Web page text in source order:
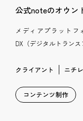
公式noteのオウン
メディアプラットフ
DX（デジタルトラン
クライアント ニチ
コンテンツ制作